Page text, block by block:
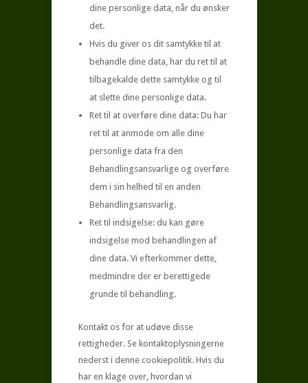
dine personlige data, når du ønsker
det.
Hvis du giver os dit samtykke til at
behandle dine data, har du ret til at
tilbagekalde dette samtykke og til
at slette dine personlige data.
Ret til at overføre dine data: Du har
ret til at anmode om alle dine
personlige data fra den
Behandlingsansvarlige og overføre
dem i sin helhed til en anden
Behandlingsansvarlig.
Ret til indsigelse: du kan gøre
indsigelse mod behandlingen af ​​
dine data. Vi efterkommer dette,
medmindre der er berettigede
grunde til behandling.
Kontakt os for at udøve disse
rettigheder. Se kontaktoplysningerne
nederst i denne cookiepolitik. Hvis du
har en klage over, hvordan vi